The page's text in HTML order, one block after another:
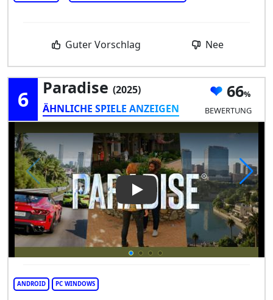
Guter Vorschlag Nee
6 Paradise (2025)
ÄHNLICHE SPIELE ANZEIGEN
66
BEWERTUNG
Play Video: Paradise
ANDROID PC WINDOWS